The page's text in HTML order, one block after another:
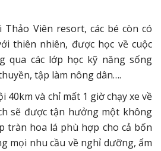
Thảo Viên resort, các bé còn có
thiên nhiên, được học về cuộc
qua các lớp học kỹ năng sống
tập làm nông dân….
40km và chỉ mất 1 giờ chạy xe về
sẽ được tận hưởng một không
tràn hoa lá phù hợp cho cả bốn
mọi nhu cầu về nghỉ dưỡng, ẩm